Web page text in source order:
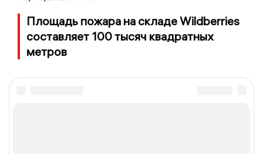
Площадь пожара на складе Wildberries
составляет 100 тысяч квадратных
метров